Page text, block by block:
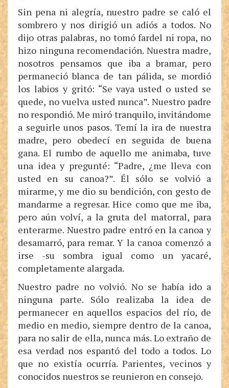
Sin pena ni alegría, nuestro padre se caló el
sombrero y nos dirigió un adiós a todos. No
dijo otras palabras, no tomó fardel ni ropa, no
hizo ninguna recomendación. Nuestra madre,
nosotros pensamos que iba a bramar, pero
permaneció blanca de tan pálida, se mordió
los labios y gritó: “Se vaya usted o usted se
quede, no vuelva usted nunca”. Nuestro padre
no respondió. Me miró tranquilo, invitándome
a seguirle unos pasos. Temí la ira de nuestra
madre, pero obedecí en seguida de buena
gana. El rumbo de aquello me animaba, tuve
una idea y pregunté: “Padre, ¿me lleva con
usted en su canoa?”. Él sólo se volvió a
mirarme, y me dio su bendición, con gesto de
mandarme a regresar. Hice como que me iba,
pero aún volví, a la gruta del matorral, para
enterarme. Nuestro padre entró en la canoa y
desamarró, para remar. Y la canoa comenzó a
irse -su sombra igual como un yacaré,
completamente alargada.
Nuestro padre no volvió. No se había ido a
ninguna parte. Sólo realizaba la idea de
permanecer en aquellos espacios del río, de
medio en medio, siempre dentro de la canoa,
para no salir de ella, nunca más. Lo extraño de
esa verdad nos espantó del todo a todos. Lo
que no existía ocurría. Parientes, vecinos y
conocidos nuestros se reunieron en consejo.